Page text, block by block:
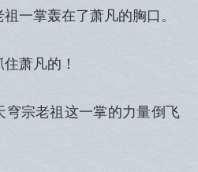
一掌轰在了萧凡的胸口。
萧凡的！
穹宗老祖这一掌的力量倒飞